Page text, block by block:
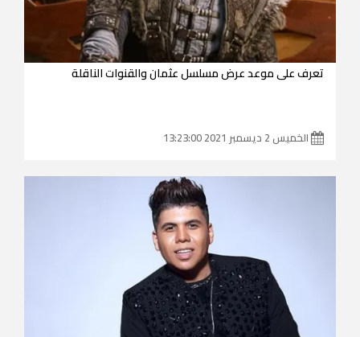
تعرف على موعد عرض مسلسل عثمان والقنوات الناقلة
الخميس 2 ديسمبر 2021 13:23:00